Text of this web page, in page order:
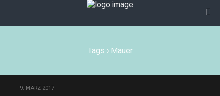
Tags › Mauer
9. MÄRZ 2017